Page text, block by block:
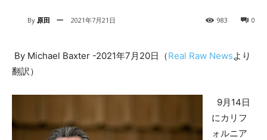
By 原田 一 2021年7月21日 0
983
By Michael Baxter -2021年7月20日（Real Raw Newsより
翻訳）
9月14日
にカリフ
ォルニア